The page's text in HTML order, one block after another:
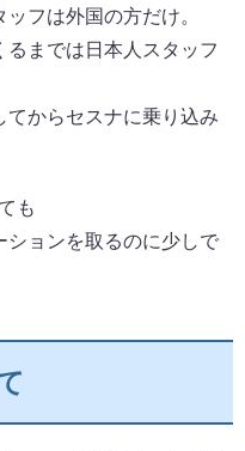
フは外国の方だけ。
までは日本人スタッフ
てからセスナに乗り込み
も
ションを取るのに少しで